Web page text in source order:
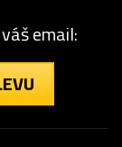
email: